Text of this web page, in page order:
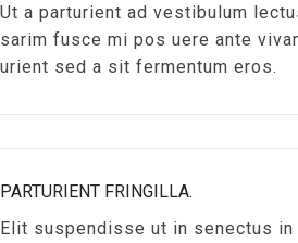
Ut a parturient ad vestibulum
sarim fusce mi pos uere ante
urient sed a sit fermentum eros.
PARTURIENT FRINGILLA.
Elit suspendisse ut in senectus in